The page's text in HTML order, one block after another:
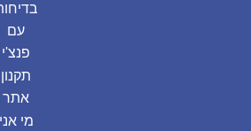
עם
פנצ'י
תקנון
אתר
מי אני